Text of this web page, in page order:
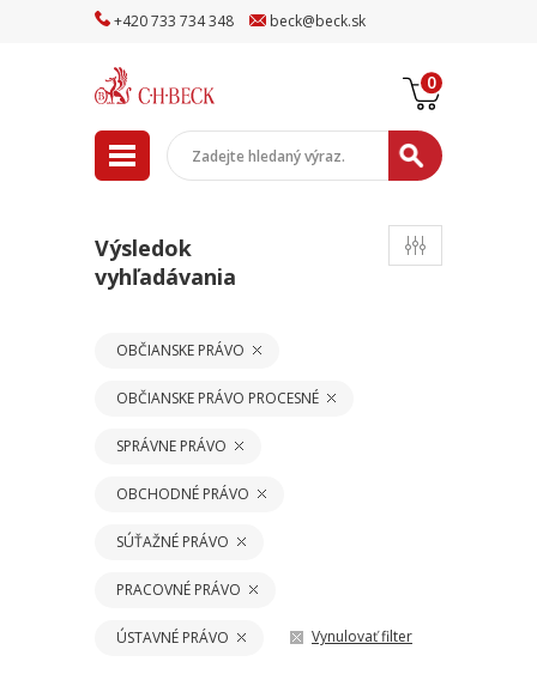
+420733 734348 beck@beck.sk
0
Výsledok
vyhľadávania
OBČIANSKE PRÁVO
OBČIANSKE PRÁVO PROCESNÉ
SPRÁVNE PRÁVO
OBCHODNÉ PRÁVO
SÚŤAŽNÉ PRÁVO
PRACOVNÉ PRÁVO
ÚSTAVNÉ PRÁVO Vynulovať filter